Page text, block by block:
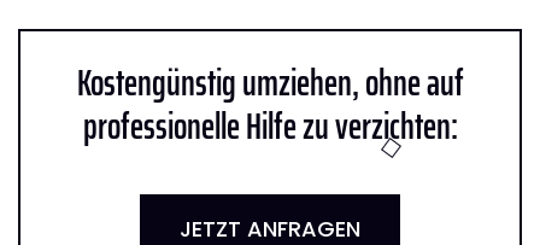
Kostengünstig umziehen, ohne auf
professionelle Hilfe zu verzichten:
JETZT ANFRAGEN